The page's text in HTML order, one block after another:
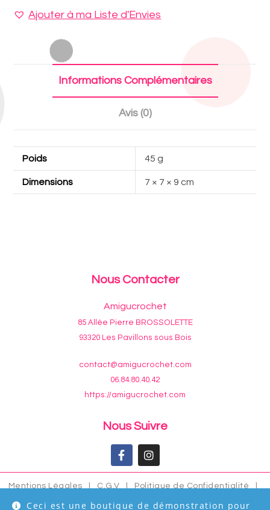
Ceci est une boutique de démonstration pour
Ajouter à ma Liste d'Envies
Informations Complémentaires
Avis (0)
Poids 45 g
Dimensions 7 × 7 × 9 cm
Nous Contacter
Amigucrochet
85 Allée Pierre BROSSOLETTE
93320 Les Pavillons sous Bois
contact@amigucrochet.com
06.84.80.40.42
https://amigucrochet.com
Nous Suivre
Mentions Légales C.G.V Politique de Confidentialité
Plan du Site